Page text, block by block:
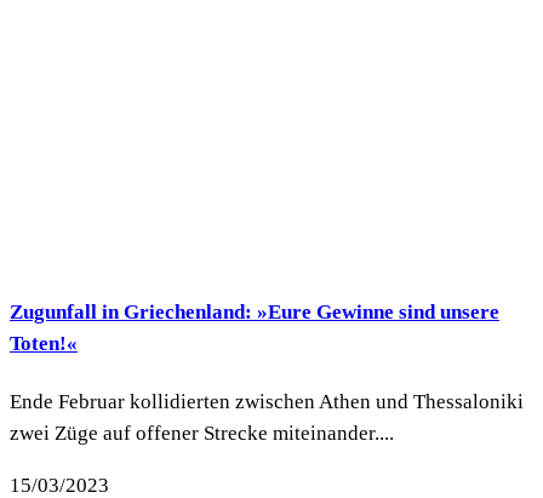
Zugunfall in Griechenland: »Eure Gewinne sind unsere
Toten!«
Ende Februar kollidierten zwischen Athen und Thessaloniki
zwei Züge auf offener Strecke miteinander....
15/03/2023